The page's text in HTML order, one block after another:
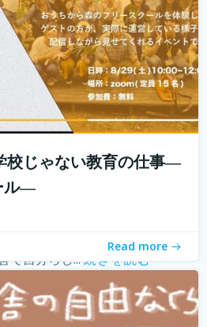
校じゃない教育の仕事―
ル―
Read more
オンライン化が加速化すること
た田舎も、不便に感じなくなって
せん。 「不便な田舎の自由な暮
で自分らし... 続きを読む